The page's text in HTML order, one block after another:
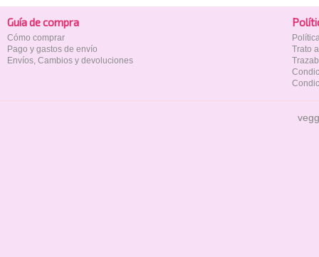
Guía de compra
Cómo comprar
Pago y gastos de envío
Envíos, Cambios y devoluciones
Trato